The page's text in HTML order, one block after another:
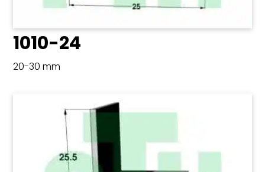
1010-24
20-30 mm